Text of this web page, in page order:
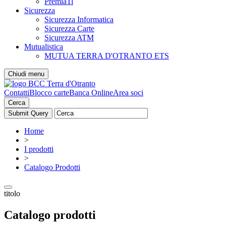
Sicurezza
Sicurezza Informatica
Sicurezza Carte
Sicurezza ATM
Mutualistica
MUTUA TERRA D'OTRANTO ETS
Chiudi menu
ContattiBlocco carteBanca OnlineArea soci
Cerca
Home
>
I prodotti
>
Catalogo Prodotti
titolo
Catalogo prodotti